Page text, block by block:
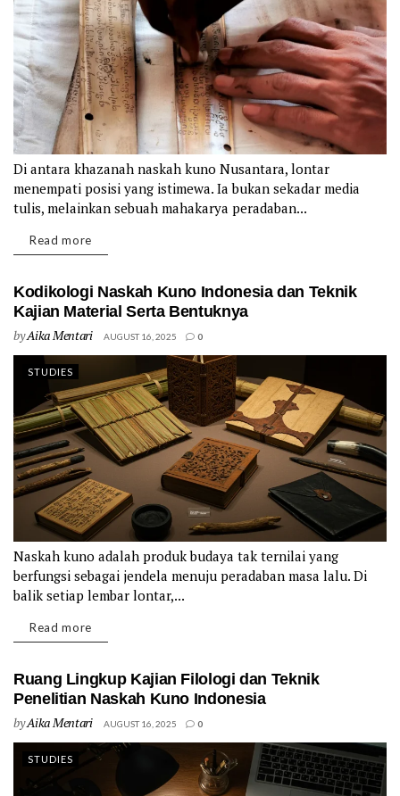
Di antara khazanah naskah kuno Nusantara, lontar
menempati posisi yang istimewa. Ia bukan sekadar media
tulis, melainkan sebuah mahakarya peradaban...
Read moreDetails
Kodikologi Naskah Kuno Indonesia dan Teknik
Kajian Material Serta Bentuknya
byAika Mentari AUGUST 16, 2025 0
STUDIES
Naskah kuno adalah produk budaya tak ternilai yang
berfungsi sebagai jendela menuju peradaban masa lalu. Di
balik setiap lembar lontar,...
Read moreDetails
Ruang Lingkup Kajian Filologi dan Teknik
Penelitian Naskah Kuno Indonesia
byAika Mentari AUGUST 16, 2025 0
STUDIES